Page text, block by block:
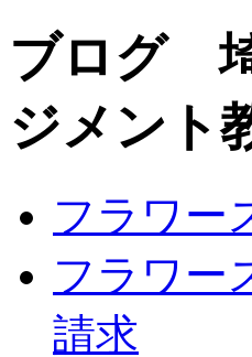
ブログ
ジメント
フラワ
フラワー
請求